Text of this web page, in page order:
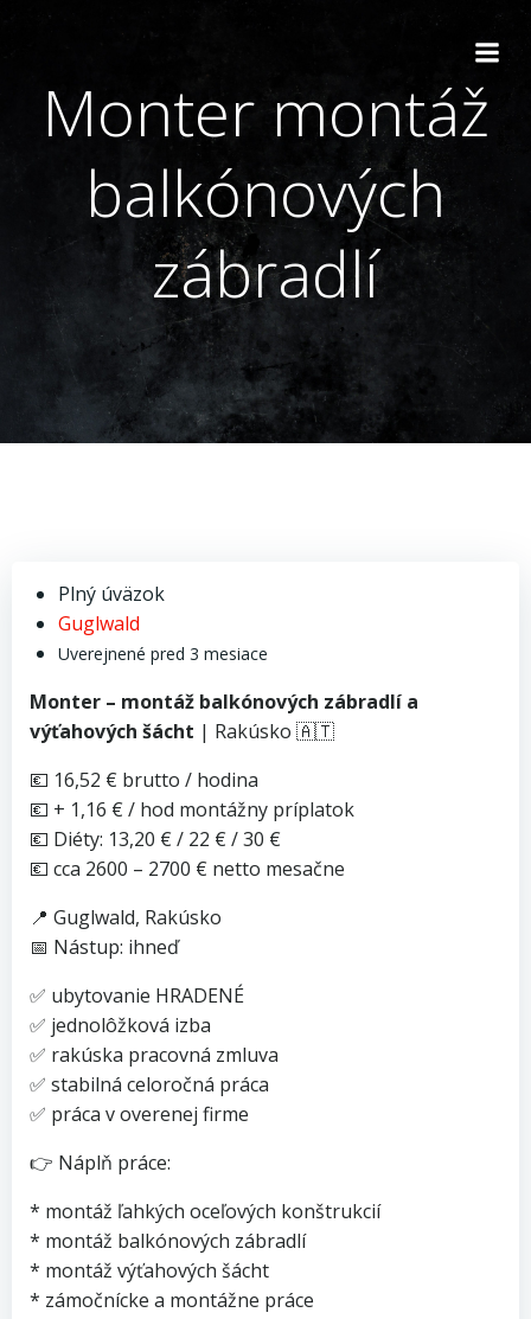
Monter montáž
balkónových
zábradlí
Plný úväzok
Guglwald
Uverejnené pred 3 mesiace
Monter – montáž balkónových zábradlí a
výťahových šácht | Rakúsko 🇦🇹
💶 16,52 € brutto / hodina
💶 + 1,16 € / hod montážny príplatok
💶 Diéty: 13,20 € / 22 € / 30 €
💶 cca 2600 – 2700 € netto mesačne
📍 Guglwald, Rakúsko
📅 Nástup: ihneď
✅ ubytovanie HRADENÉ
✅ jednolôžková izba
✅ rakúska pracovná zmluva
✅ stabilná celoročná práca
✅ práca v overenej firme
👉 Náplň práce:
* montáž ľahkých oceľových konštrukcií
* montáž balkónových zábradlí
* montáž výťahových šácht
* zámočnícke a montážne práce